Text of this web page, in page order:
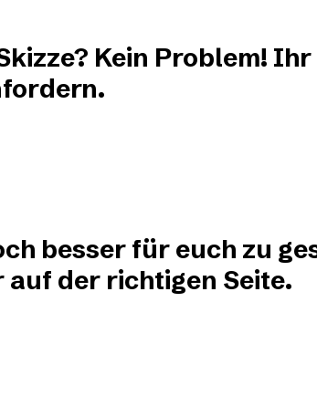
Kein Problem!
besser für euch zu
der richtigen Seite.